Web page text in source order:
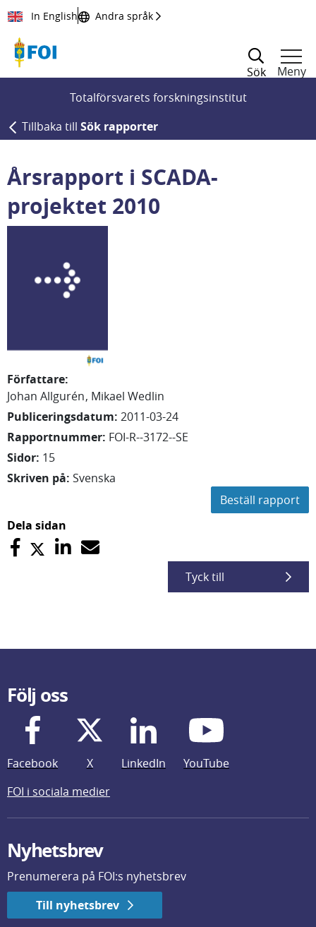
Till innehållet
In English Andra språk
Sök
Meny
Totalförsvarets forskningsinstitut
Tillbaka till Sök rapporter
Årsrapport i SCADA-
projektet 2010
Författare:
Johan Allgurén Mikael Wedlin
Publiceringsdatum: 2011-03-24
Rapportnummer: FOI-R--3172--SE
Sidor: 15
Skriven på: Svenska
Beställ rapport
Dela sidan
Tyck till
Följ oss
Facebook X LinkedIn
YouTube
FOI i sociala medier
Nyhetsbrev
Prenumerera på FOI:s nyhetsbrev
Till nyhetsbrev